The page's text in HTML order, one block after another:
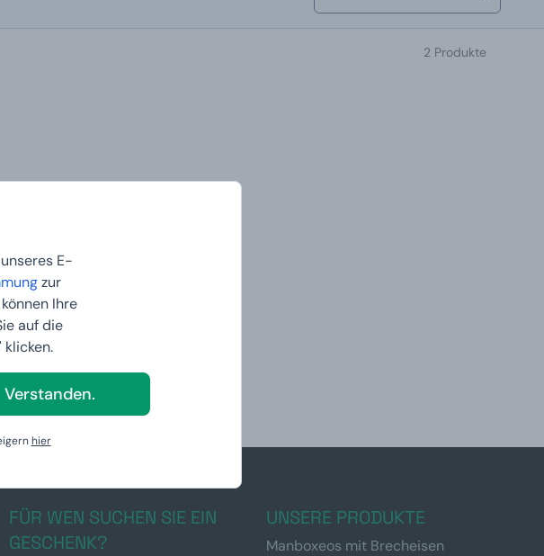
E-
zur
Ihre
auf die
klicken.
Verstanden.
hier
2 Produkte
FÜR WEN SUCHEN SIE EIN
GESCHENK?
UNSERE PRODUKTE
Manboxeos mit Brecheisen